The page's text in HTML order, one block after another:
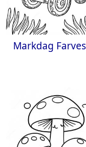
Markdag